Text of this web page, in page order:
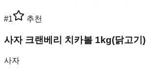
#1 추천
사자 크랜베리 치카볼 1kg(닭고기)
사자